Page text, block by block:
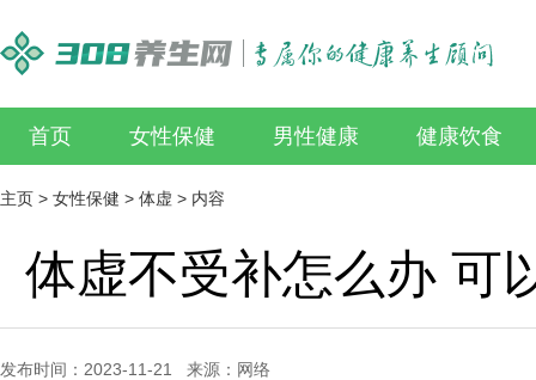
首页 女性保健 男性健康 健康饮食
主页 > 女性保健 > 体虚 > 内容
体虚不受补怎么办 可
发布时间：2023-11-21 来源：网络